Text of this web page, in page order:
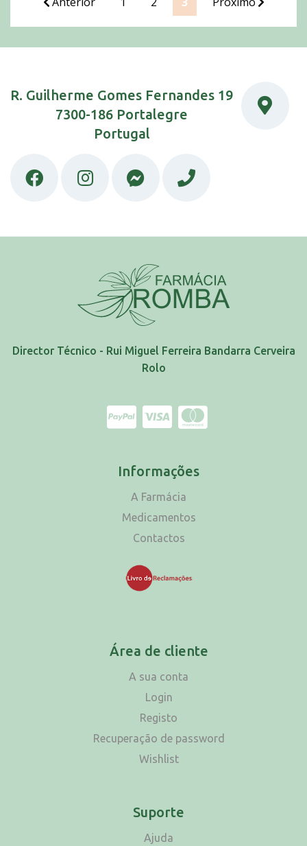
R. Guilherme Gomes Fernandes 19
7300-186 Portalegre
Portugal
Director Técnico - Rui Miguel Ferreira Bandarra Cerveira
Rolo
Informações
A Farmácia
Medicamentos
Contactos
Área de cliente
A sua conta
Login
Registo
Recuperação de password
Wishlist
Suporte
Ajuda